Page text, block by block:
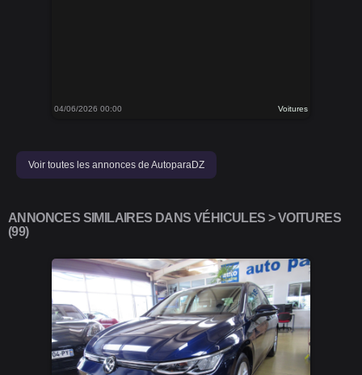
04/06/2026 00:00 Voitures
Voir toutes les annonces de AutoparaDZ
ANNONCES SIMILAIRES DANS VÉHICULES > VOITURES
(99)